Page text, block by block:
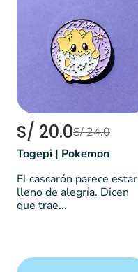
S/ 20.0S/ 24.0
Togepi | Pokemon
El cascarón parece estar
lleno de alegría. Dicen
que trae...